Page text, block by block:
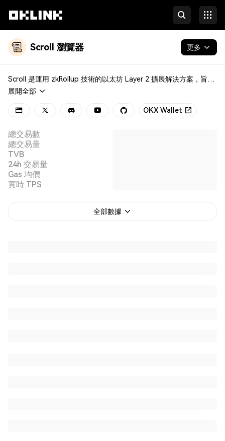
Scroll 瀏覽器 更多
區塊鏈
代幣 & NFT
開發者
更多
Scroll 是運用 zkRollup 技術的以太坊 Layer 2 擴展解決方案，旨在提高以太坊網絡的可擴展性並降低交易費用。Scroll 與以太坊虛擬機 (EVM) 完全兼容，這意味著現有的以太坊應用程序和工具可以與 Scroll 無縫協作，無需修改。
展開全部
OKX Wallet
總交易數
總交易量
TVB
24h 交易量
Gas 均價
實時 TPS
全部數據